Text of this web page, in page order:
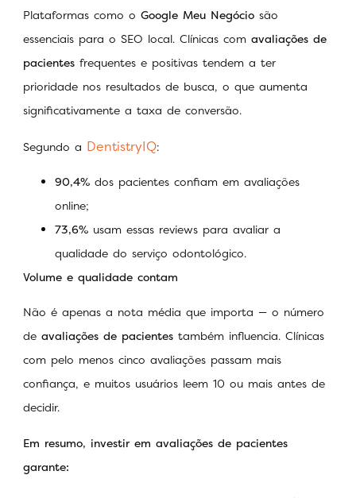
Plataformas como o Google Meu Negócio são
essenciais para o SEO local. Clínicas com avaliações de
pacientes frequentes e positivas tendem a ter
prioridade nos resultados de busca, o que aumenta
significativamente a taxa de conversão.
Segundo a DentistryIQ:
90,4% dos pacientes confiam em avaliações
online;
73,6% usam essas reviews para avaliar a
qualidade do serviço odontológico.
Volume e qualidade contam
Não é apenas a nota média que importa — o número
de avaliações de pacientes também influencia. Clínicas
com pelo menos cinco avaliações passam mais
confiança, e muitos usuários leem 10 ou mais antes de
decidir.
Em resumo, investir em avaliações de pacientes
garante: